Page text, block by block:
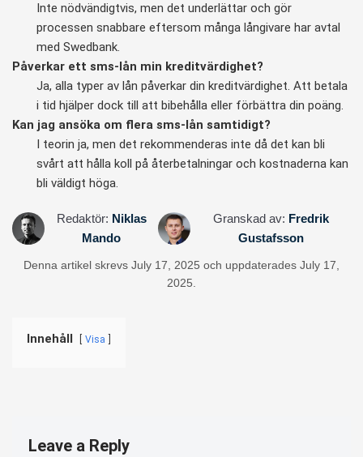
Inte nödvändigtvis, men det underlättar och gör
processen snabbare eftersom många långivare har avtal
med Swedbank.
Påverkar ett sms-lån min kreditvärdighet?
Ja, alla typer av lån påverkar din kreditvärdighet. Att betala
i tid hjälper dock till att bibehålla eller förbättra din poäng.
Kan jag ansöka om flera sms-lån samtidigt?
I teorin ja, men det rekommenderas inte då det kan bli
svårt att hålla koll på återbetalningar och kostnaderna kan
bli väldigt höga.
Redaktör: Niklas
Mando
Granskad av: Fredrik
Gustafsson
Denna artikel skrevs July 17, 2025 och uppdaterades July 17,
2025.
Innehåll Visa
Leave a Reply